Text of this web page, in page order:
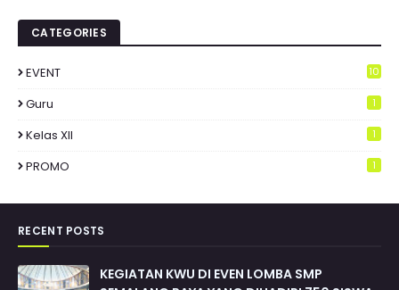
CATEGORIES
EVENT 10
Guru 1
Kelas XII 1
PROMO 1
RECENT POSTS
KEGIATAN KWU DI EVEN LOMBA SMP